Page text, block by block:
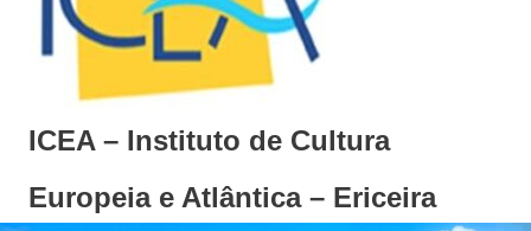
ICEA – Instituto de Cultura
Europeia e Atlântica – Ericeira